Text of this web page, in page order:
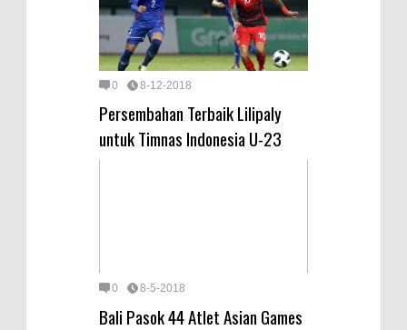
0 8-12-2018
Persembahan Terbaik Lilipaly
untuk Timnas Indonesia U-23
0 8-5-2018
Bali Pasok 44 Atlet Asian Games